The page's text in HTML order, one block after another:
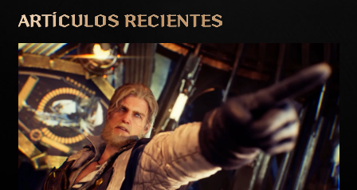
ARTÍCULOS RECIENTES